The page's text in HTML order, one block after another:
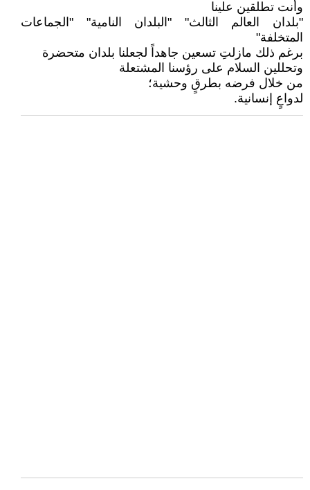
وأنت تطلقين علينا
"بلدان العالم الثالث" "البلدان النامية" "الجماعات
المتخلفة"
برغم ذلك مازلتِ تسعين جاهداً لجعلنا بلدان متحضرة
وتحللين السلام على رؤسنا المشتعلة
من خلال فرضه بطرقٍ وحشية؛
لدواعٍ إنسانية.